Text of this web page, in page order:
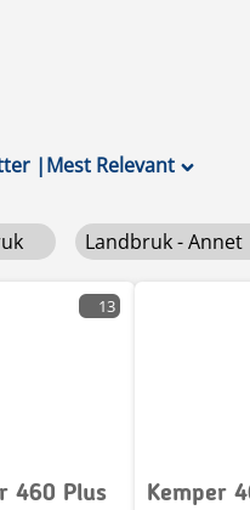
|Mest Relevant
Landbruk - Annet
13
460 Plus